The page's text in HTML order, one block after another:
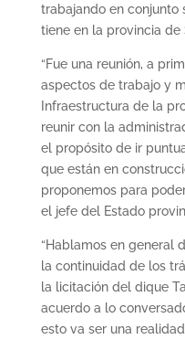
trabajando en conjunto
tiene en la provincia de
“Fue una reunión, a
aspectos de trabajo y
Infraestructura de la
reunir con la
el propósito de ir
que están en
proponemos para
el jefe del Estado
“Hablamos en general
la continuidad de los
la licitación del dique
acuerdo a lo
esto va ser una